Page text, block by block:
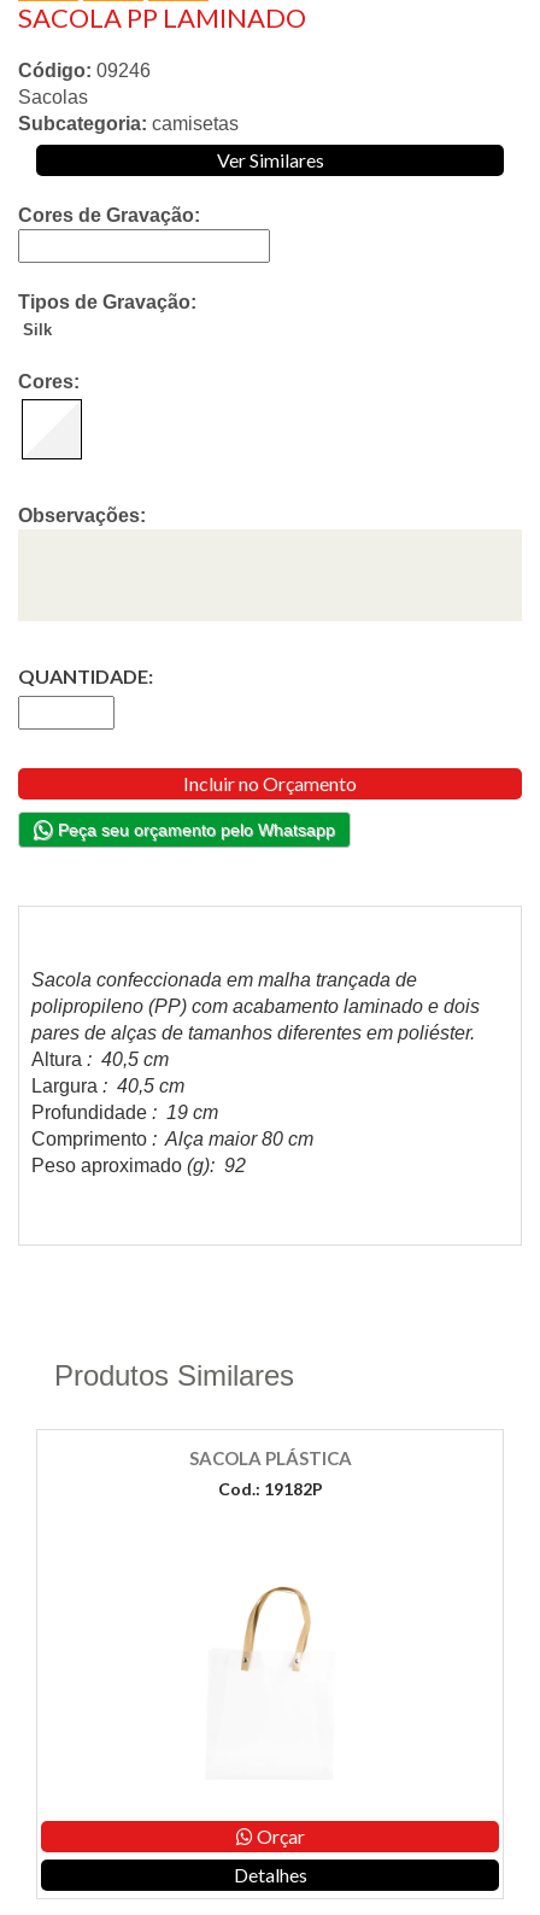
SACOLA PP LAMINADO
Código: 09246
Sacolas
Subcategoria: camisetas
Ver Similares
Cores de Gravação:
Tipos de Gravação:
Silk
Cores:
Observações:
QUANTIDADE:
Incluir no Orçamento
Peça seu orçamento pelo Whatsapp
Sacola confeccionada em malha trançada de
polipropileno (PP) com acabamento laminado e dois
pares de alças de tamanhos diferentes em poliéster.
Altura : 40,5 cm
Largura : 40,5 cm
Profundidade : 19 cm
Comprimento : Alça maior 80 cm
Peso aproximado (g): 92
Produtos Similares
SACOLA PLÁSTICA
Cod.: 19182P
Orçar
Detalhes